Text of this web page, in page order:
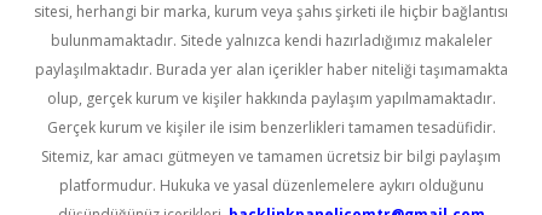
sitesi, herhangi bir marka, kurum veya şahıs şirketi ile hiçbir bağlantısı
bulunmamaktadır. Sitede yalnızca kendi hazırladığımız makaleler
paylaşılmaktadır. Burada yer alan içerikler haber niteliği taşımamakta
olup, gerçek kurum ve kişiler hakkında paylaşım yapılmamaktadır.
Gerçek kurum ve kişiler ile isim benzerlikleri tamamen tesadüfidir.
Sitemiz, kar amacı gütmeyen ve tamamen ücretsiz bir bilgi paylaşım
platformudur. Hukuka ve yasal düzenlemelere aykırı olduğunu